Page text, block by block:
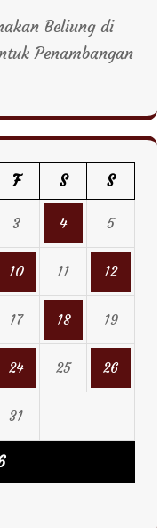
Beliung di
Penambangan
F S S
3 4 5
10 11 12
17 18 19
24 25 26
31